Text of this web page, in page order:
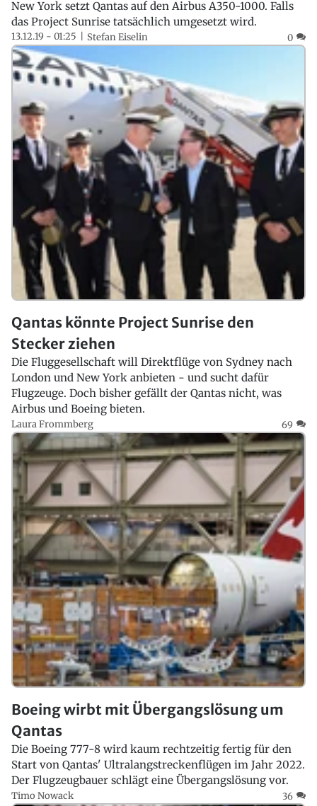
New York setzt Qantas auf den Airbus A350-1000. Falls
das Project Sunrise tatsächlich umgesetzt wird.
13.12.19 - 01:25 Stefan Eiselin 0
Qantas könnte Project Sunrise den
Stecker ziehen
Die Fluggesellschaft will Direktflüge von Sydney nach
London und New York anbieten - und sucht dafür
Flugzeuge. Doch bisher gefällt der Qantas nicht, was
Airbus und Boeing bieten.
Laura Frommberg 69
Boeing wirbt mit Übergangslösung um
Qantas
Die Boeing 777-8 wird kaum rechtzeitig fertig für den
Start von Qantas' Ultralangstreckenflügen im Jahr 2022.
Der Flugzeugbauer schlägt eine Übergangslösung vor.
Timo Nowack 36